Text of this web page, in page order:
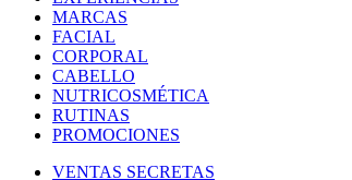
MARCAS
FACIAL
CORPORAL
CABELLO
NUTRICOSMÉTICA
RUTINAS
PROMOCIONES
VENTAS SECRETAS